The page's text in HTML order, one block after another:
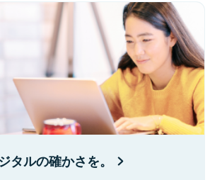
タルの確かさを。